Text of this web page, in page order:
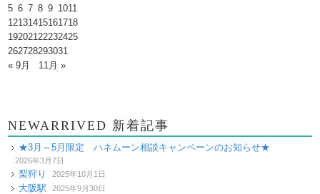
5 6 7 8 9 1011
12131415161718
19202122232425
262728293031
« 9月
11月 »
NEWARRIVED 新着記事
★3月～5月限定 ハネムーン相談キャンペーンのお知らせ★
2026年3月7日
梨狩り 2025年10月1日
大阪駅 2025年9月30日